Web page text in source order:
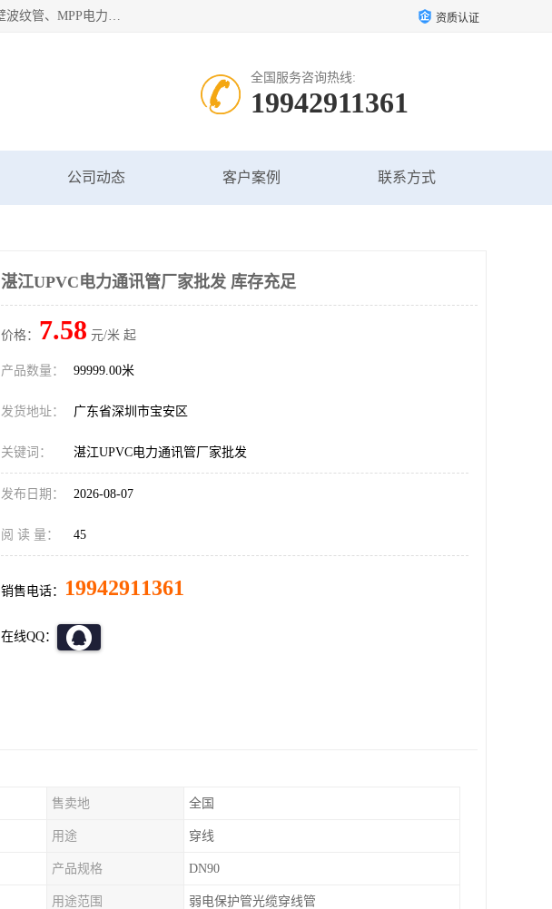
深圳市鑫润通管业有限公司专业生产批发：HDPE管材、热熔管件、HDPE钢丝骨架管、电熔管件、HDPE双壁波纹管、MPP电力管、井盖、PVC管材管件、PPR管材管件等；公司自创建以来，始终秉承“团结、务实、创新、守信”的服务宗旨，凭借专业的服务以及多年的勤奋拼搏，发展成为一家专业销售各种管材管件，绝缘电工套管及配件等系列产品的贸易公司。 资质认证
全国服务咨询热线:
19942911361
公司动态 客户案例 联系方式
湛江UPVC电力通讯管厂家批发 库存充足
价格： 7.58 元/米 起
产品数量： 99999.00米
发货地址： 广东省深圳市宝安区
关键词： 湛江UPVC电力通讯管厂家批发
发布日期： 2026-08-07
阅 读 量： 45
销售电话： 19942911361
在线QQ：
售卖地 全国
用途 穿线
产品规格 DN90
用途范围 弱电保护管光缆穿线管